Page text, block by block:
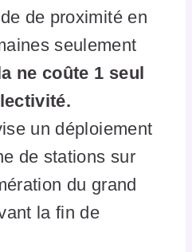
de proximité en
seulement
ne coûte 1 seul
un déploiement
de stations sur
du grand
la fin de